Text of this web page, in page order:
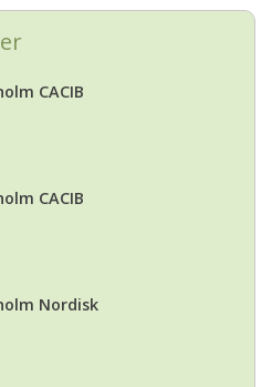
CACIB
CACIB
Nordisk